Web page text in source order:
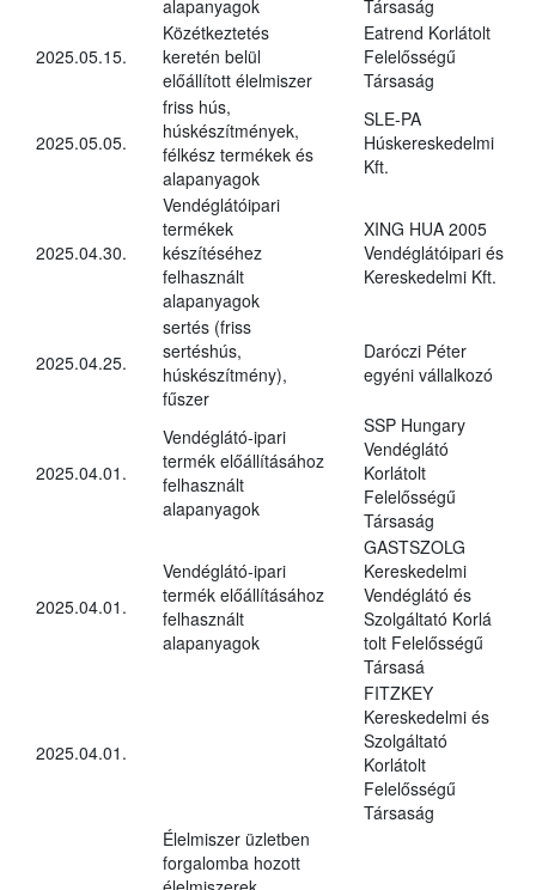
alapanyagok
Társaság
2025.05.15.
Közétkeztetés
keretén belül
előállított élelmiszer
Eatrend Korlátolt
Felelősségű
Társaság
2025.05.05.
friss hús,
húskészítmények,
félkész termékek és
alapanyagok
SLE-PA
Húskereskedelmi
Kft.
2025.04.30.
Vendéglátóipari
termékek
készítéséhez
felhasznált
alapanyagok
XING HUA 2005
Vendéglátóipari és
Kereskedelmi Kft.
2025.04.25.
sertés (friss
sertéshús,
húskészítmény),
fűszer
Daróczi Péter
egyéni vállalkozó
2025.04.01.
Vendéglátó-ipari
termék előállításához
felhasznált
alapanyagok
SSP Hungary
Vendéglátó
Korlátolt
Felelősségű
Társaság
2025.04.01.
Vendéglátó-ipari
termék előállításához
felhasznált
alapanyagok
GASTSZOLG
Kereskedelmi
Vendéglátó és
Szolgáltató Korlá
tolt Felelősségű
Társasá
2025.04.01.
FITZKEY
Kereskedelmi és
Szolgáltató
Korlátolt
Felelősségű
Társaság
Élelmiszer üzletben
forgalomba hozott